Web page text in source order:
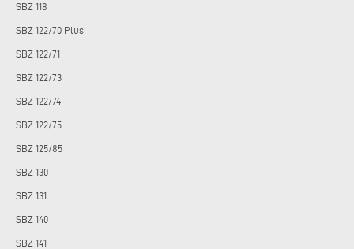
SBZ 118
SBZ 122/70 Plus
SBZ 122/71
SBZ 122/73
SBZ 122/74
SBZ 122/75
SBZ 125/85
SBZ 130
SBZ 131
SBZ 140
SBZ 141